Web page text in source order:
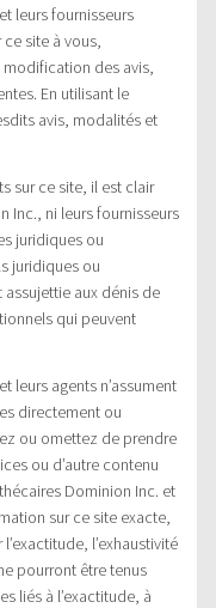
leurs fournisseurs
site à vous,
des avis,
En utilisant le
avis, modalités et
sur ce site, il est clair
Inc., ni leurs fournisseurs
juridiques ou
juridiques ou
aux dénis de
qui peuvent
leurs agents n’assument
directement ou
ou omettez de prendre
ou d’autre contenu
Dominion Inc. et
sur ce site exacte,
l’exhaustivité
pourront être tenus
liés à l’exactitude, à